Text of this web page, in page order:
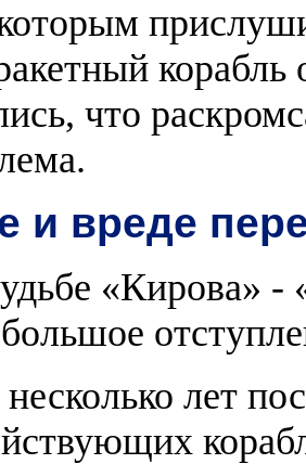
корабль
что
и вреде
«Кирова»
лет